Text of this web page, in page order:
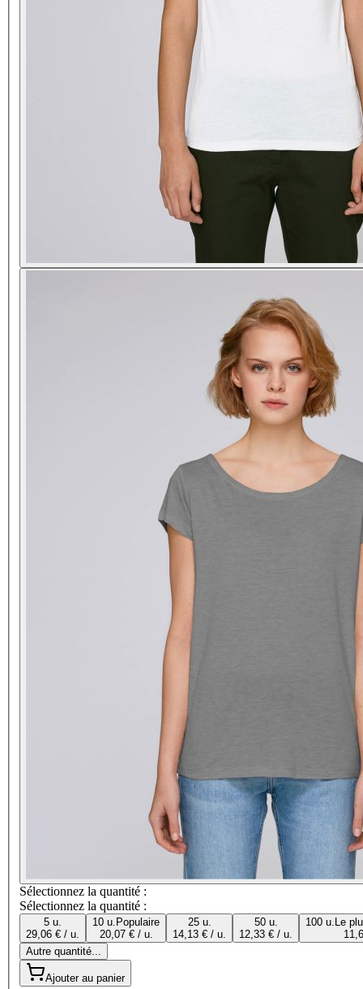
Sélectionnez la quantité :
Sélectionnez la quantité :
5 u.
29,06 € / u.
10 u. Populaire
20,07 € / u.
25 u.
14,13 € / u.
50 u.
12,33 € / u.
100 u. Le
Autre quantité...
Ajouter au panier